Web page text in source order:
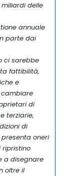
delle
annuale
parte dai
ci sarebbe
fattibilità,
e
di
terziarie,
di
oneri
ripristino
a disegnare
oltre il